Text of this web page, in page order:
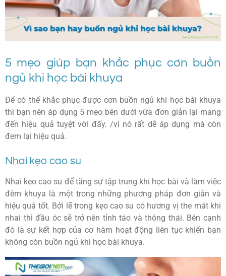
5 mẹo giúp bạn khắc phục cơn buồn
ngủ khi học bài khuya
Để có thể khắc phục được cơn buồn ngủ khi học bài khuya
thì bạn nên áp dụng 5 mẹo bên dưới vừa đơn giản lại mang
đến hiệu quả tuyệt vời đấy. /vì nó rất dễ áp dụng mà còn
đem lại hiệu quả.
Nhai kẹo cao su
Nhai kẹo cao su để tăng sự tập trung khi học bài và làm việc
đêm khuya là một trong những phương pháp đơn giản và
hiệu quả tốt. Bởi lẽ trong kẹo cao su có hương vị the mát khi
nhai thì đầu óc sẽ trở nên tỉnh táo và thông thái. Bên cạnh
đó là sự kết hợp của cơ hàm hoạt động liên tục khiến bạn
không còn buồn ngủ khi học bài khuya.